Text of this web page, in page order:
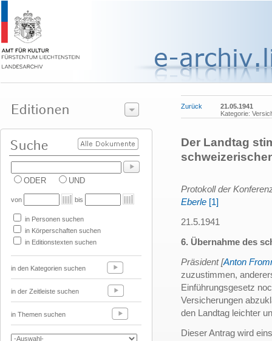
ODER UND
von bis
in Personen suchen
in Körperschaften suchen
in Editionstexten suchen
in den Kategorien suchen
in der Zeitleiste suchen
in Themen suchen
Zurück
21.05.1941
Kategorie:
Der Landtag
Protokoll der
Eberle [1]
21.5.1941
6. Übernahme des
Präsident [Anton
zuzustimmen,
Einführungsgesetz
Versicherungen
den Landtag leichter
Dieser Antrag wird